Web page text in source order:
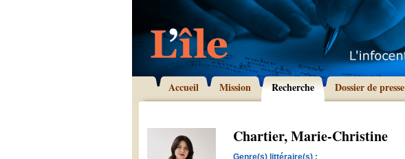
Accueil Mission Recherche Dossier de presse
Chartier, Marie-Christine
Genre(s) littéraire(s) :